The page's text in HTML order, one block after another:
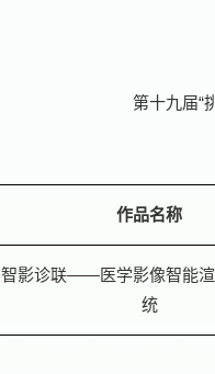
第十九届“
作品名称
智影诊联——医学影像智能渲
统